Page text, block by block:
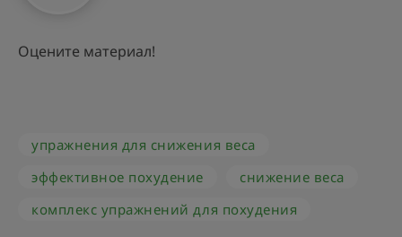
Оцените материал!
упражнения для снижения веса
эффективное похудение
снижение веса
комплекс упражнений для похудения